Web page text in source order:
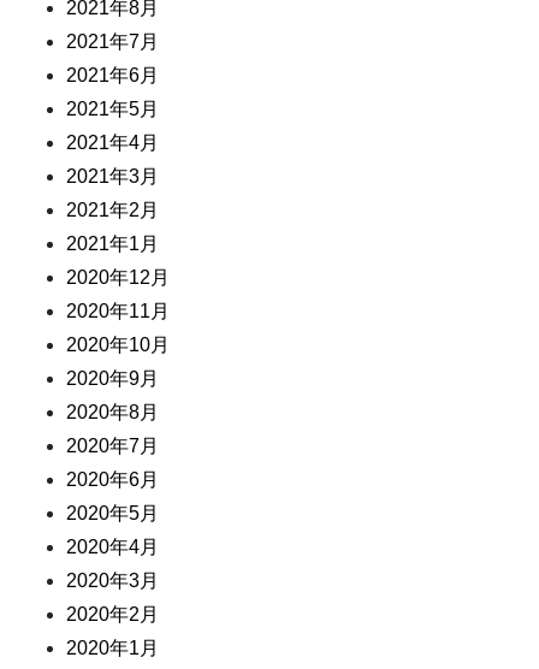
2021年8月
2021年7月
2021年6月
2021年5月
2021年4月
2021年3月
2021年2月
2021年1月
2020年12月
2020年11月
2020年10月
2020年9月
2020年8月
2020年7月
2020年6月
2020年5月
2020年4月
2020年3月
2020年2月
2020年1月